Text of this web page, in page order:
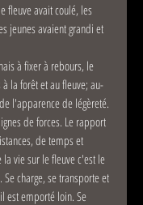
fleuve avait coulé, les
jeunes avaient grandi et
à fixer à rebours, le
la forêt et au fleuve; au-
l'apparence de légèreté.
de forces. Le rapport
de temps et
vie sur le fleuve c'est le
Se charge, se transporte et
est emporté loin. Se